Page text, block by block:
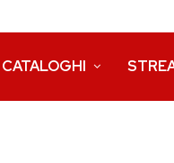
CATALOGHI